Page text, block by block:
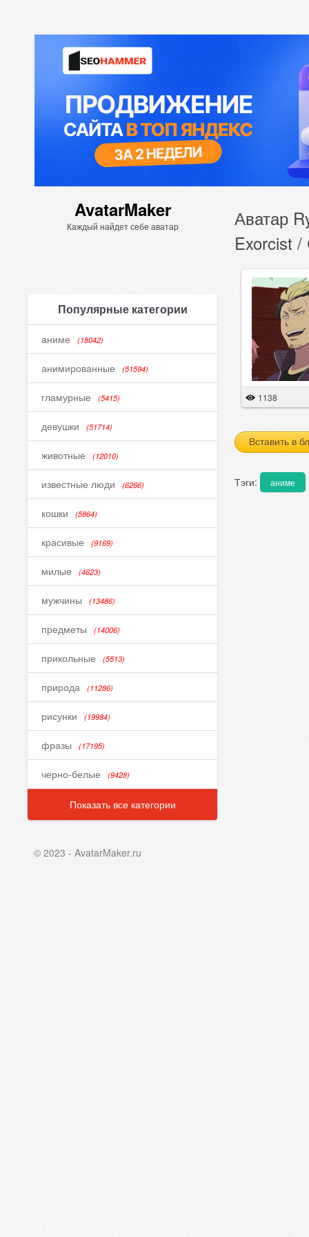
AvatarMaker
Каждый найдет себе аватар
Популярные категории
аниме (18042)
анимированные (51594)
гламурные (5415)
девушки (51714)
животные (12010)
известные люди (6266)
кошки (5864)
красивые (9169)
милые (4623)
мужчины (13486)
предметы (14006)
прикольные (5513)
природа (11286)
рисунки (19984)
фразы (17195)
черно-белые (9428)
Показать все категории
Аватар
Exorcist /
1138
Вставить в
Тэги: аниме
© 2023 - AvatarMaker.ru